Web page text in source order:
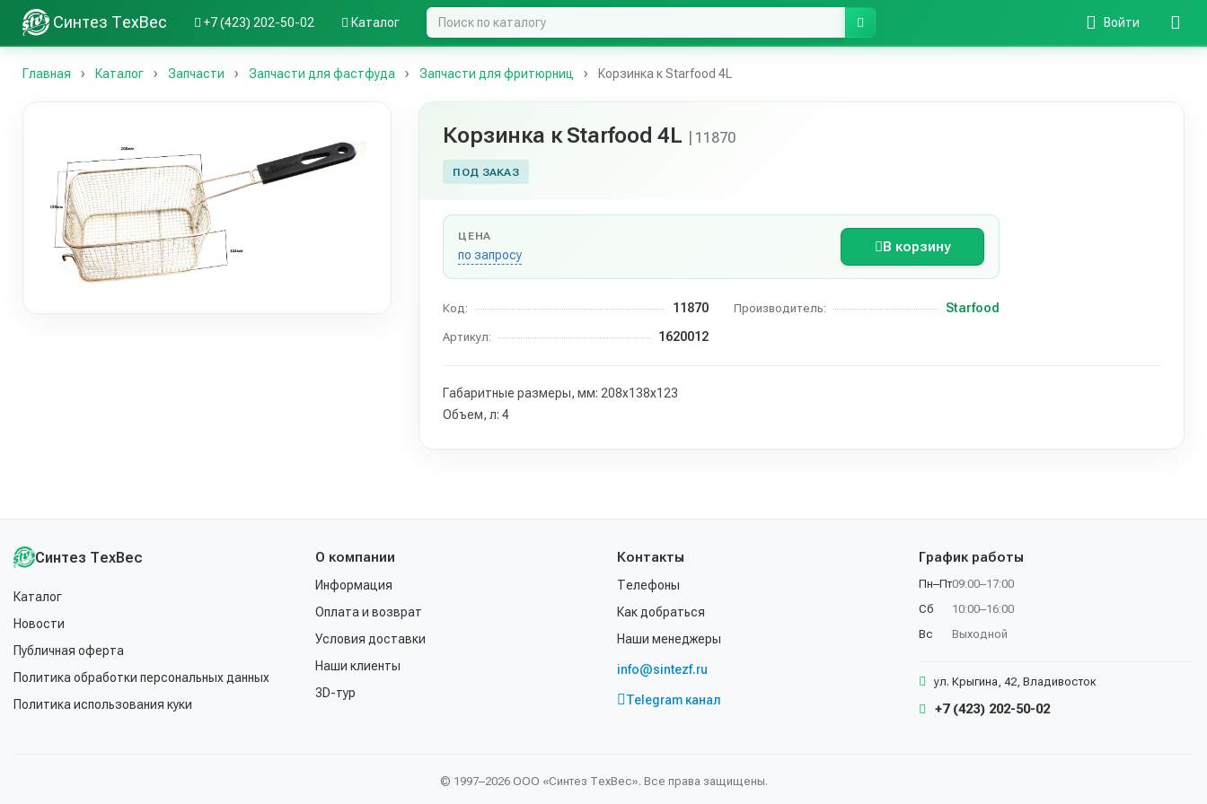
Синтез ТехВес +7 (423) 202-50-02 Каталог Войти
Главная Каталог Запчасти Запчасти для фастфуда Запчасти для фритюрниц Корзинка к Starfood 4L
Корзинка к Starfood 4L | 11870
ПОД ЗАКАЗ
ЦЕНА
по запросу
В корзину
Код: 11870 Производитель: Starfood
Артикул: 1620012
Габаритные размеры, мм: 208х138х123
Объем, л: 4
Синтез ТехВес
Каталог
Новости
Публичная оферта
Политика обработки персональных данных
Политика использования куки
О компании
Информация
Оплата и возврат
Условия доставки
Наши клиенты
3D-тур
Контакты
Телефоны
Как добраться
Наши менеджеры
info@sintezf.ru
Telegram канал
График работы
Пн–Пт
Сб
Вс
09:00–17:00
10:00–16:00
Выходной
ул. Крыгина, 42, Владивосток
+7 (423) 202-50-02
© 1997–2026 ООО «Синтез ТехВес». Все права защищены.